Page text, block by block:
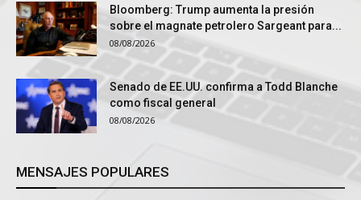
Bloomberg: Trump aumenta la presión
sobre el magnate petrolero Sargeant para...
08/08/2026
Senado de EE.UU. confirma a Todd Blanche
como fiscal general
08/08/2026
MENSAJES POPULARES